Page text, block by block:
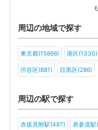
製造(107)
旅行・ホテル(84) アミュ
ファンド(49) 社会福祉法
学校法人(41) 一般社団法
周辺の地域で探す
東京都(15866) 港区(1330)
渋谷区(881) 目黒区(286)
周辺の駅で探す
赤坂見附駅(487) 表参道